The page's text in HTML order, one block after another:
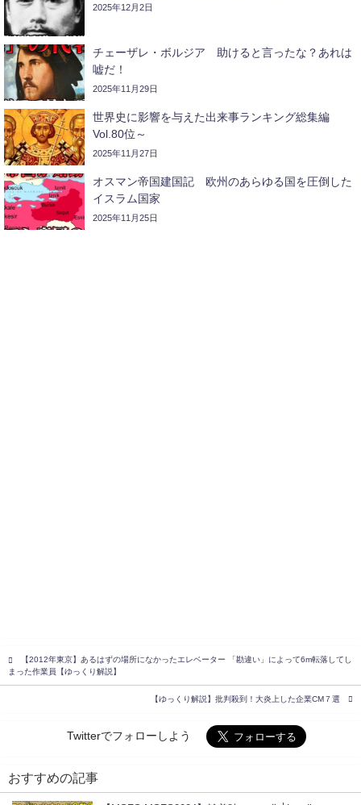
2025年12月2日
チェーザレ・ボルジア 助けると言ったな？あれは
嘘だ！
2025年11月29日
世界史に影響を与えた出来事ランキング総集編
Vol.80位～
2025年11月27日
オスマン帝国建国記 欧州のあらゆる国を圧倒した
イスラム国家
2025年11月25日
【2012年東京】あるはずの場所になかったエレベーター 「勘違い」によって6m転落してし
まった作業員【ゆっくり解説】
【ゆっくり解説】批判殺到！大炎上した企業CM７選
Twitterでフォローしよう
おすすめの記事